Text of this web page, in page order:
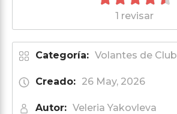
1 revisar
Categoría: Volantes de Club
Creado: 26 May, 2026
Autor: Veleria Yakovleva